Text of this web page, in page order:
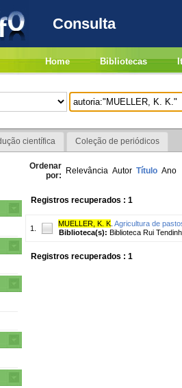
Consulta
Home Bibliotecas
científica Coleção de periódicos
Ordenar
por: Relevância Autor Título Ano
Registros recuperados : 1
1.
MUELLER, K. K Agricultura de
Biblioteca(s): Biblioteca Rui
Registros recuperados : 1